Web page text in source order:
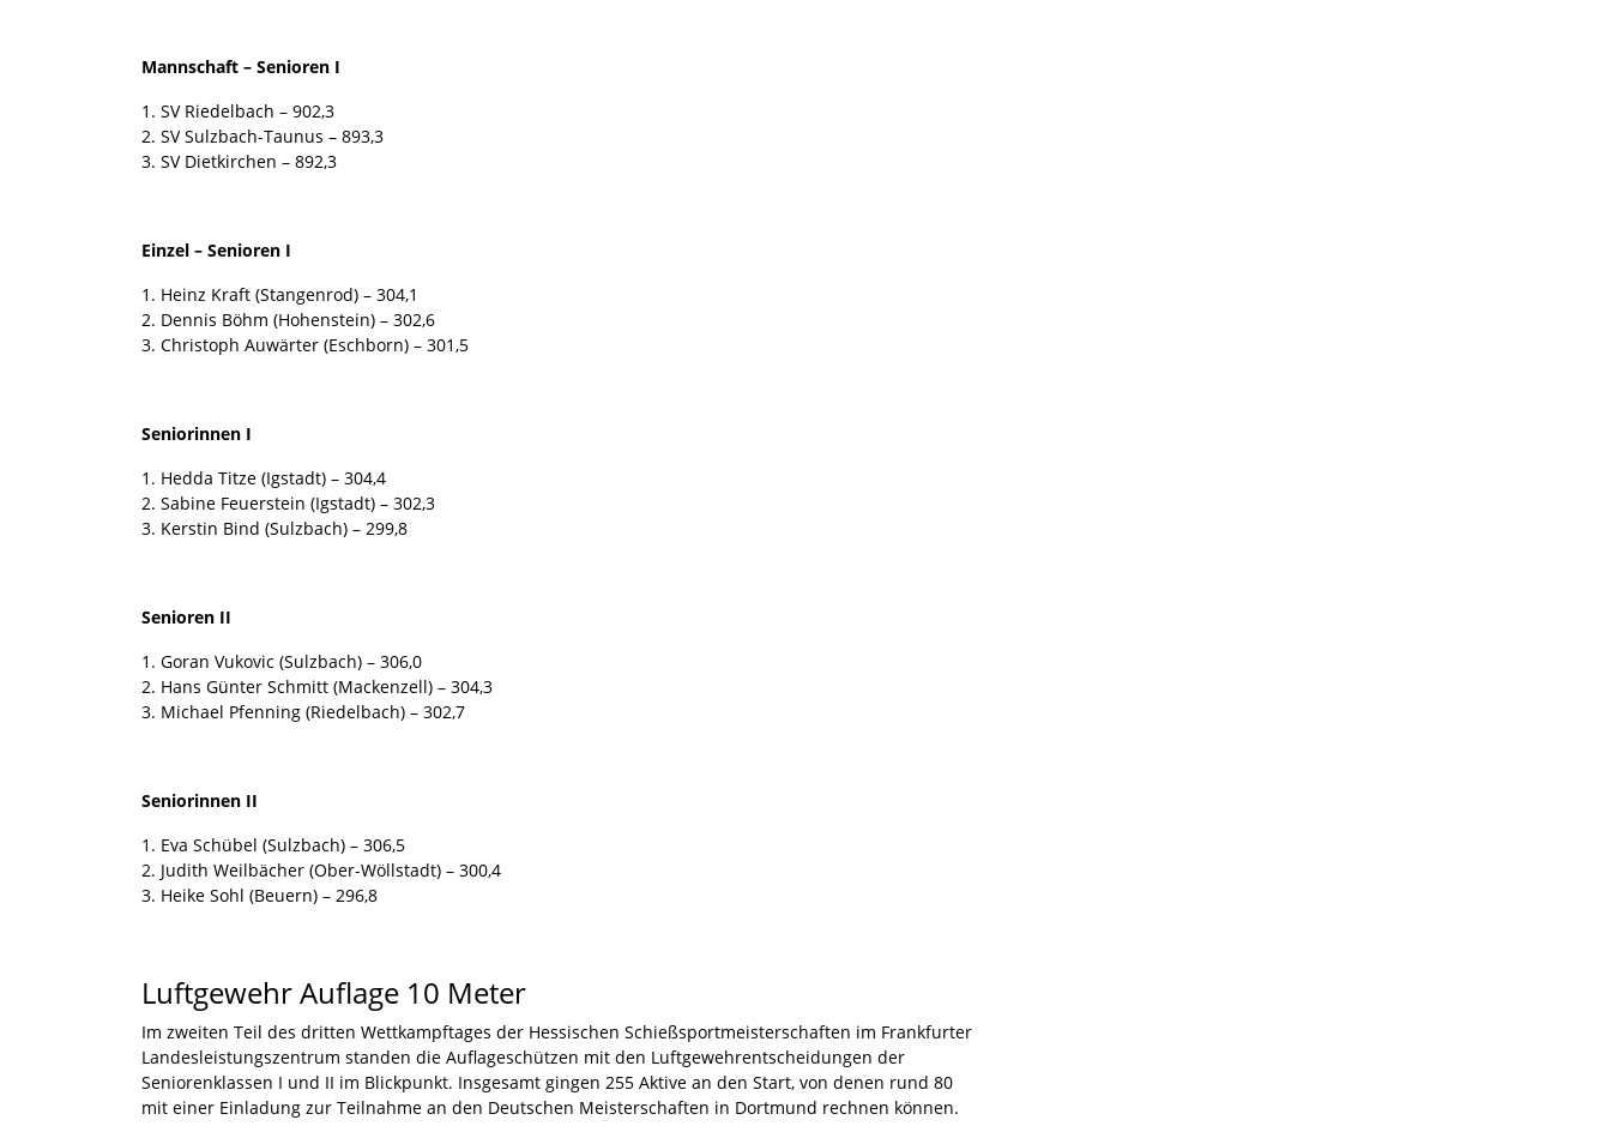
Mannschaft – Senioren I
1. SV Riedelbach – 902,3
2. SV Sulzbach-Taunus – 893,3
3. SV Dietkirchen – 892,3
Einzel – Senioren I
1. Heinz Kraft (Stangenrod) – 304,1
2. Dennis Böhm (Hohenstein) – 302,6
3. Christoph Auwärter (Eschborn) – 301,5
Seniorinnen I
1. Hedda Titze (Igstadt) – 304,4
2. Sabine Feuerstein (Igstadt) – 302,3
3. Kerstin Bind (Sulzbach) – 299,8
Senioren II
1. Goran Vukovic (Sulzbach) – 306,0
2. Hans Günter Schmitt (Mackenzell) – 304,3
3. Michael Pfenning (Riedelbach) – 302,7
Seniorinnen II
1. Eva Schübel (Sulzbach) – 306,5
2. Judith Weilbächer (Ober-Wöllstadt) – 300,4
3. Heike Sohl (Beuern) – 296,8
Luftgewehr Auflage 10 Meter
Im zweiten Teil des dritten Wettkampftages der Hessischen Schießsportmeisterschaften im Frankfurter
Landesleistungszentrum standen die Auflageschützen mit den Luftgewehrentscheidungen der
Seniorenklassen I und II im Blickpunkt. Insgesamt gingen 255 Aktive an den Start, von denen rund 80
mit einer Einladung zur Teilnahme an den Deutschen Meisterschaften in Dortmund rechnen können.